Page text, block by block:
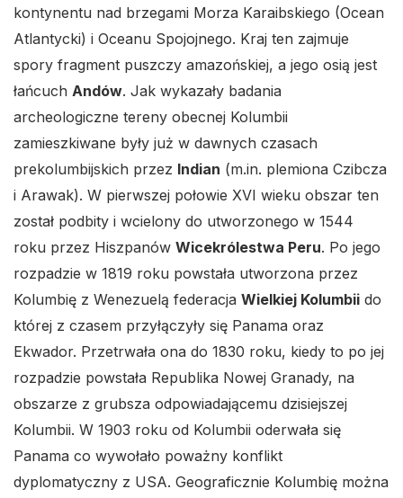
kontynentu nad brzegami Morza Karaibskiego (Ocean
Atlantycki) i Oceanu Spojojnego. Kraj ten zajmuje
spory fragment puszczy amazońskiej, a jego osią jest
łańcuch Andów. Jak wykazały badania
archeologiczne tereny obecnej Kolumbii
zamieszkiwane były już w dawnych czasach
prekolumbijskich przez Indian (m.in. plemiona Czibcza
i Arawak). W pierwszej połowie XVI wieku obszar ten
został podbity i wcielony do utworzonego w 1544
roku przez Hiszpanów Wicekrólestwa Peru. Po jego
rozpadzie w 1819 roku powstała utworzona przez
Kolumbię z Wenezuelą federacja Wielkiej Kolumbii do
której z czasem przyłączyły się Panama oraz
Ekwador. Przetrwała ona do 1830 roku, kiedy to po jej
rozpadzie powstała Republika Nowej Granady, na
obszarze z grubsza odpowiadającemu dzisiejszej
Kolumbii. W 1903 roku od Kolumbii oderwała się
Panama co wywołało poważny konflikt
dyplomatyczny z USA. Geograficznie Kolumbię można